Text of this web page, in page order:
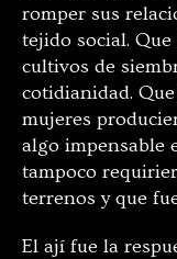
romper sus
tejido social.
cultivos de
cotidianidad.
mujeres
algo impensable
tampoco
terrenos y que
El ají fue la